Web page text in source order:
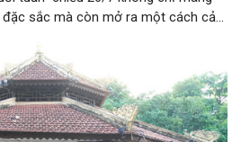
sắc mà còn mở ra một cách cảm
của chương trình là ca khúc “Hà
Thanh đã đưa hình ảnh Thủ đô
giàu chiều sâu văn hóa, qua đó
thuật trong việc kiến tạo không
lan tỏa những giá trị bền vững của